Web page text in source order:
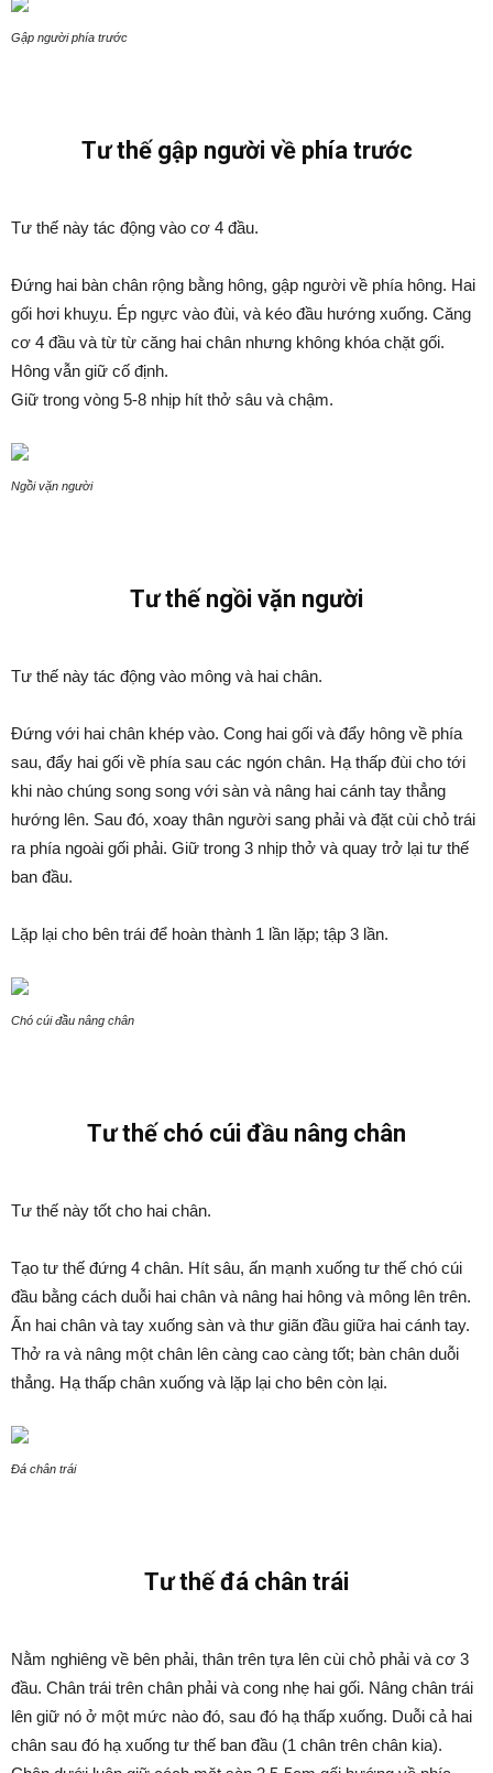
Gập người phía trước
Tư thế gập người về phía trước
Tư thế này tác động vào cơ 4 đầu.
Đứng hai bàn chân rộng bằng hông, gập người về phía hông. Hai
gối hơi khuỵu. Ép ngực vào đùi, và kéo đầu hướng xuống. Căng
cơ 4 đầu và từ từ căng hai chân nhưng không khóa chặt gối.
Hông vẫn giữ cố định.
Giữ trong vòng 5-8 nhịp hít thở sâu và chậm.
Ngồi vặn người
Tư thế ngồi vặn người
Tư thế này tác động vào mông và hai chân.
Đứng với hai chân khép vào. Cong hai gối và đẩy hông về phía
sau, đẩy hai gối về phía sau các ngón chân. Hạ thấp đùi cho tới
khi nào chúng song song với sàn và nâng hai cánh tay thẳng
hướng lên. Sau đó, xoay thân người sang phải và đặt cùi chỏ trái
ra phía ngoài gối phải. Giữ trong 3 nhịp thở và quay trở lại tư thế
ban đầu.
Lặp lại cho bên trái để hoàn thành 1 lần lặp; tập 3 lần.
Chó cúi đầu nâng chân
Tư thế chó cúi đầu nâng chân
Tư thế này tốt cho hai chân.
Tạo tư thế đứng 4 chân. Hít sâu, ấn mạnh xuống tư thế chó cúi
đầu bằng cách duỗi hai chân và nâng hai hông và mông lên trên.
Ấn hai chân và tay xuống sàn và thư giãn đầu giữa hai cánh tay.
Thở ra và nâng một chân lên càng cao càng tốt; bàn chân duỗi
thẳng. Hạ thấp chân xuống và lặp lại cho bên còn lại.
Đá chân trái
Tư thế đá chân trái
Nằm nghiêng về bên phải, thân trên tựa lên cùi chỏ phải và cơ 3
đầu. Chân trái trên chân phải và cong nhẹ hai gối. Nâng chân trái
lên giữ nó ở một mức nào đó, sau đó hạ thấp xuống. Duỗi cả hai
chân sau đó hạ xuống tư thế ban đầu (1 chân trên chân kia).